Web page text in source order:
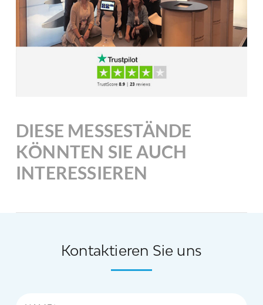
DIESE MESSESTÄNDE
KÖNNTEN SIE AUCH
INTERESSIEREN
Kontaktieren Sie uns